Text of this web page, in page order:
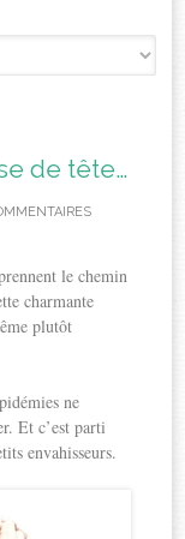
de tête…
le chemin
charmante
plutôt
ne
Et c’est parti
envahisseurs.